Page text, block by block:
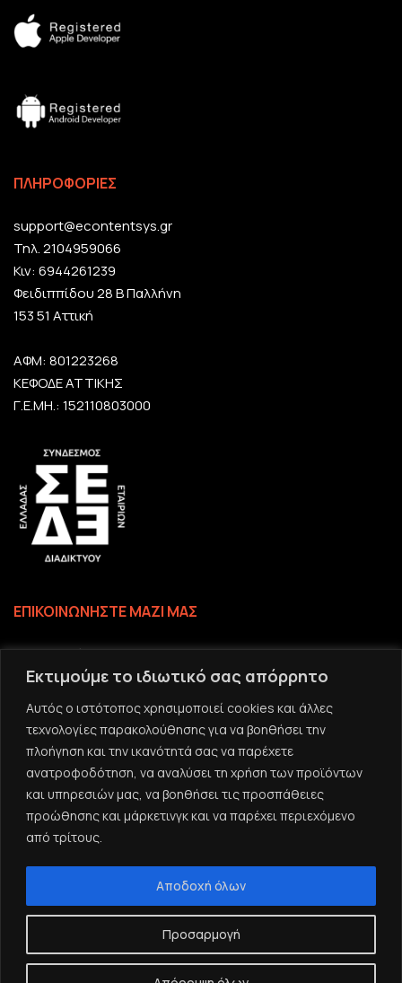
Εκτιμούμε το ιδιωτικό σας απόρρητο
Αυτός ο ιστότοπος χρησιμοποιεί cookies και άλλες
τεχνολογίες παρακολούθησης για να βοηθήσει την
πλοήγηση και την ικανότητά σας να παρέχετε
ανατροφοδότηση, να αναλύσει τη χρήση των προϊόντων
και υπηρεσιών μας, να βοηθήσει τις προσπάθειες
προώθησης και μάρκετινγκ και να παρέχει περιεχόμενο
από τρίτους.
Προσαρμογή
Αποδοχή όλων
ΠΛΗΡΟΦΟΡΙΕΣ
support@econtentsys.gr
Τηλ. 2104959066
Κιν: 6944261239
Φειδιππίδου 28 Β Παλλήνη
153 51 Αττική
ΑΦΜ: 801223268
ΚΕΦΟΔΕ ΑΤΤΙΚΗΣ
Γ.Ε.ΜΗ.: 152110803000
ΕΠΙΚΟΙΝΩΝΗΣΤΕ ΜΑΖΙ ΜΑΣ
Επικοινωνία
Το email σας
Since 2000 | Developed by © Econtent Systems All